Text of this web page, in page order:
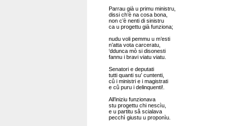
Parrau già u primu ministru,
dissi ch’è na cosa bona,
non c’è nenti di sinistru
ca u progettu già funziona;
nudu voli pemmu u m’esti
n’atta vota carceratu,
‘ddunca mò si disonesti
fannu i bravi viatu viatu.
Senatori e deputati
tutti quanti su’ cuntenti,
cû i ministri e i magistrati
e cû puru i delinquenti!.
All’iniziu funzionava
stu progettu chi nescìu,
e u partitu sâ scialava
pecchì giustu u proponìu.